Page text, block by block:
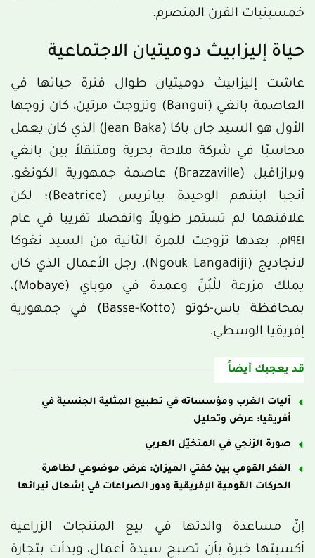
خمسينيات القرن المنصرم.
حياة إليزابيث دوميتيان الاجتماعية
عاشت إليزابيث دوميتيان طوال فترة حياتها في
العاصمة بانغي (Bangui) وتزوجت مرتين، كان زوجها
الأول هو السيد جان باكا (Jean Baka) الذي كان يعمل
محاسبًا في شركة ملاحة بحرية ومتنقلاً بين بانغي
وبرازافيل (Brazzaville) عاصمة جمهورية الكونغو.
أنجبا ابنتهم الوحيدة بياتريس (Beatrice)؛ لكن
علاقتهما لم تستمر طويلاً وانفصلا تقريبا في عام
١٩٤١م. بعدها تزوجت للمرة الثانية من السيد نغوكا
لانجاديج (Ngouk Langadiji)، رجل الأعمال الذي كان
يملك مزرعة للْبُنّ و
عمدة في موباي (Mobaye)،
بمحافظة باس-كوتو (Basse-Kotto)
في جمهورية
إفريقيا الوسطي.
قد يعجبك أيضاً
آليات الغرب ومؤسساته في تطبيع المثلية الجنسية في
أفريقيا: عرض وتحليل
صورة الزنجي في المتخيّل العربي
الفكر القومي بين كفتي الميزان: عرض موضوعي لظاهرة
الحركات القومية الإفريقية ودور الصراعات في إشعال نيرانها
إنّ مساعدة والدتها في بيع المنتجات الزراعية
أكسبتها خبرة بأن تصبح سيدة أعمال، وبدأت بتجارة